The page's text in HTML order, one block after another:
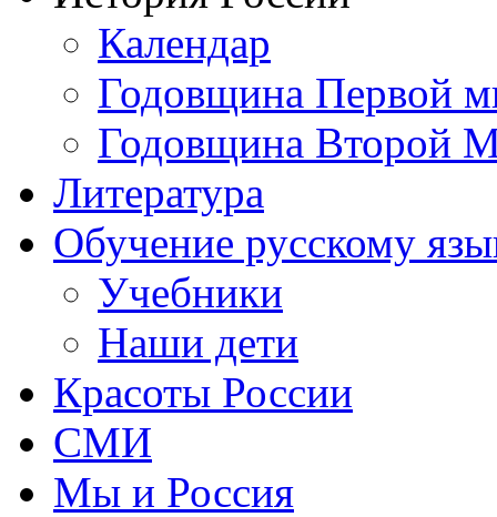
Календар
Годовщина Первой
Годовщина Второй
Литература
Обучение русскому
Учебники
Наши дети
Красоты России
СМИ
Мы и Россия